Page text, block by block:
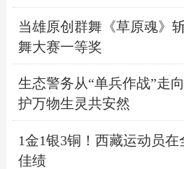
当雄原创群舞《草原魂》
舞大赛一等奖
生态警务从“单兵作战”走
护万物生灵共安然
1金1银3铜！西藏运动员
佳绩